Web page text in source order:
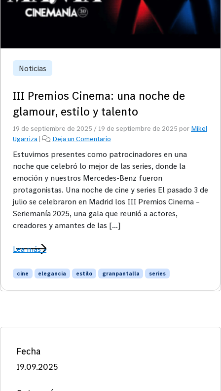
Noticias
III Premios Cinema: una noche de
glamour, estilo y talento
19 de septiembre de 2025 / 19 de septiembre de 2025 por Mikel
Ugarriza| Deja un Comentario
Estuvimos presentes como patrocinadores en una
noche que celebró lo mejor de las series, donde la
emoción y nuestros Mercedes-Benz fueron
protagonistas. Una noche de cine y series El pasado 3 de
julio se celebraron en Madrid los III Premios Cinema –
Seriemanía 2025, una gala que reunió a actores,
creadores y amantes de las […]
Lea más »
cine elegancia estilo granpantalla series
Fecha
19.09.2025